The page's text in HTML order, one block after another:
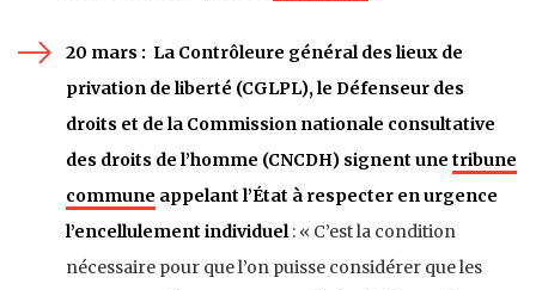
20 mars : La Contrôleure général des lieux de
privation de liberté (CGLPL), le Défenseur des
droits et de la Commission nationale consultative
des droits de l’homme (CNCDH) signent une tribune
commune appelant l’État à respecter en urgence
l’encellulement individuel : « C’est la condition
nécessaire pour que l’on puisse considérer que les